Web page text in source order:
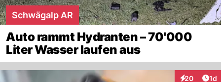
Schwägalp AR
Auto rammt Hydranten – 70'000
Liter Wasser laufen aus
20 1d